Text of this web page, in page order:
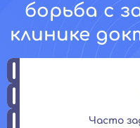
борьба с
клинике
Часто